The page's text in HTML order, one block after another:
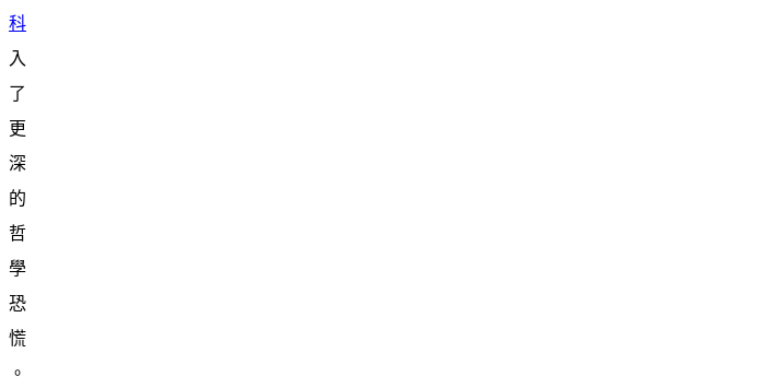
科
入
了
更
深
的
哲
學
恐
慌
。